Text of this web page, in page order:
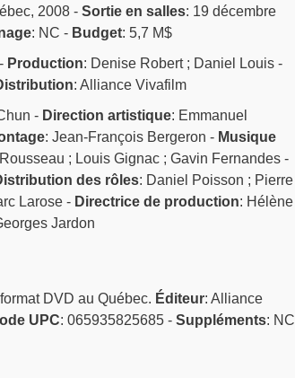
2008 - Sortie en salles: 19 décembre
: NC - Budget: 5,7 M$
Production: Denise Robert ; Daniel Louis -
: Alliance Vivafilm
- Direction artistique: Emmanuel
: Jean-François Bergeron - Musique
; Louis Gignac ; Gavin Fernandes -
des rôles: Daniel Poisson ; Pierre
Larose - Directrice de production: Hélène
Jardon
DVD au Québec. Éditeur: Alliance
UPC: 065935825685 - Suppléments: NC